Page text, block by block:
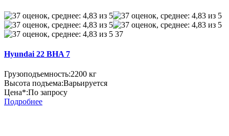
37
Hyundai 22 BHA 7
Грузоподъемность:2200 кг
Высота подъема:Варьируется
Цена*:По запросу
Подробнее